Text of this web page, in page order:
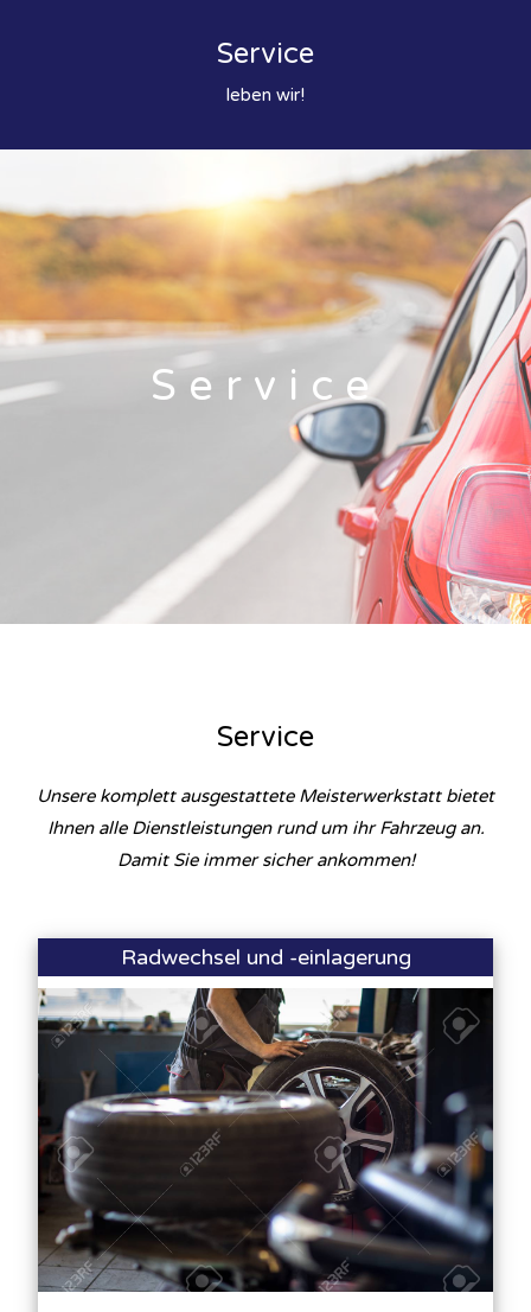
Service
leben wir!
Service
Service
Unsere komplett ausgestattete Meisterwerkstatt bietet
Ihnen alle Dienstleistungen rund um ihr Fahrzeug an.
Damit Sie immer sicher ankommen!
Radwechsel und -einlagerung